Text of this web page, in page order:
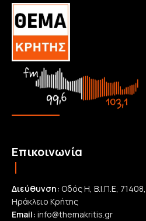
Επικοινωνία
Διεύθυνση: Οδός Η, Β.Ι.Π.Ε, 71408,
Ηράκλειο Κρήτης
Email: info@themakritis.gr